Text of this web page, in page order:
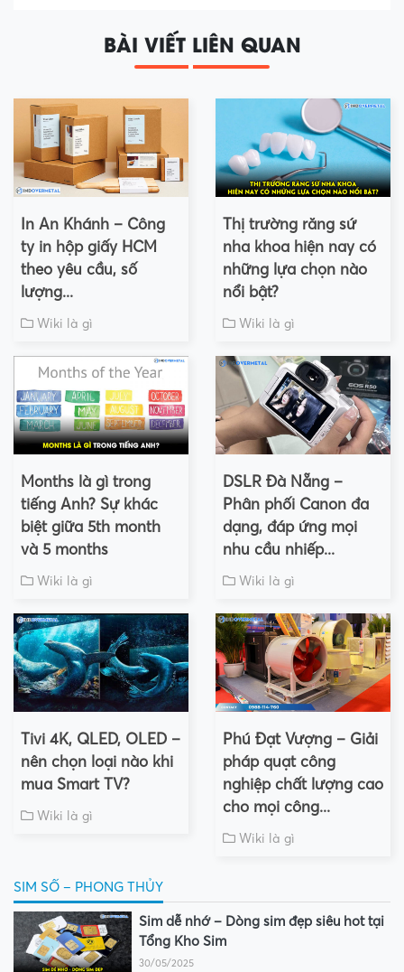
BÀI VIẾT LIÊN QUAN
In An Khánh – Công
ty in hộp giấy HCM
theo yêu cầu, số
lượng...
Wiki là gì
Thị trường răng sứ
nha khoa hiện nay có
những lựa chọn nào
nổi bật?
Wiki là gì
Months là gì trong
tiếng Anh? Sự khác
biệt giữa 5th month
và 5 months
Wiki là gì
DSLR Đà Nẵng –
Phân phối Canon đa
dạng, đáp ứng mọi
nhu cầu nhiếp...
Wiki là gì
Tivi 4K, QLED, OLED –
nên chọn loại nào khi
mua Smart TV?
Wiki là gì
Phú Đạt Vượng – Giải
pháp quạt công
nghiệp chất lượng cao
cho mọi công...
Wiki là gì
SIM SỐ – PHONG THỦY
Sim dễ nhớ – Dòng sim đẹp siêu hot tại
Tổng Kho Sim
30/05/2025